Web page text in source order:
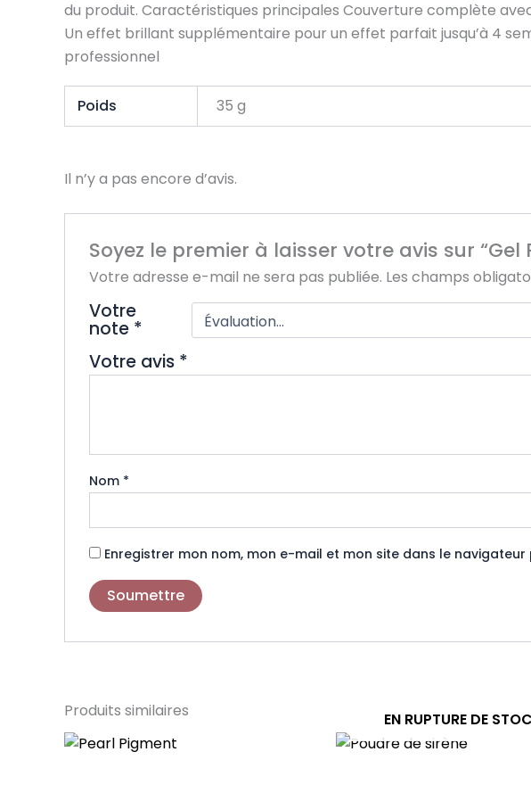
du produit. Caractéristiques principales Couverture complète
Un effet brillant supplémentaire pour un effet parfait jusqu’à 4
professionnel
Poids 35 g
Il n’y a pas encore d’avis.
Soyez le premier à laisser votre avis sur “Gel
Votre adresse e-mail ne sera pas publiée. Les champs
Votre
note *
Votre avis *
Nom *
Enregistrer mon nom, mon e-mail et mon site dans le
Produits similaires EN RUPTURE DE